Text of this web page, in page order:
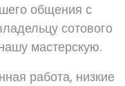
общения с
сотового
мастерскую.
работа, низкие